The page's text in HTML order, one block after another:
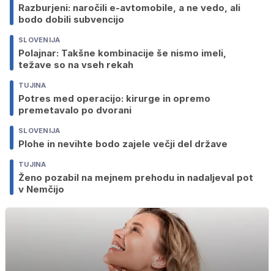
Razburjeni: naročili e-avtomobile, a ne vedo, ali
bodo dobili subvencijo
SLOVENIJA
Polajnar: Takšne kombinacije še nismo imeli,
težave so na vseh rekah
TUJINA
Potres med operacijo: kirurge in opremo
premetavalo po dvorani
SLOVENIJA
Plohe in nevihte bodo zajele večji del države
TUJINA
Ženo pozabil na mejnem prehodu in nadaljeval pot
v Nemčijo